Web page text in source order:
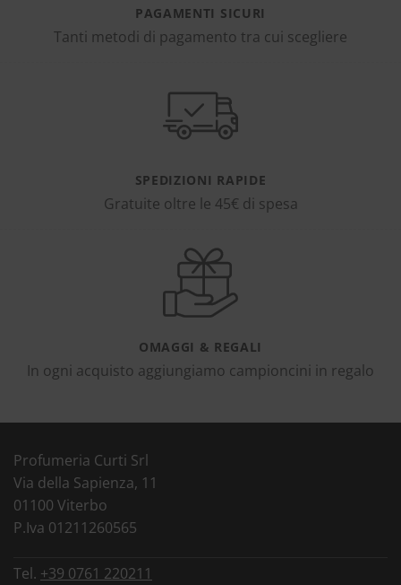
PAGAMENTI SICURI
Tanti metodi di pagamento tra cui scegliere
SPEDIZIONI RAPIDE
Gratuite oltre le 45€ di spesa
OMAGGI & REGALI
In ogni acquisto aggiungiamo campioncini in regalo
Profumeria Curti Srl
Via della Sapienza, 11
01100 Viterbo
P.Iva 01211260565
Tel. +39 0761 220211